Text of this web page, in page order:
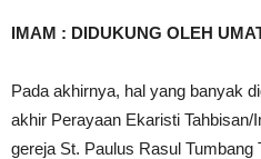
IMAM : DIDUKUNG OLEH
Pada akhirnya, hal yang banyak
akhir Perayaan Ekaristi
gereja St. Paulus Rasul Tumbang